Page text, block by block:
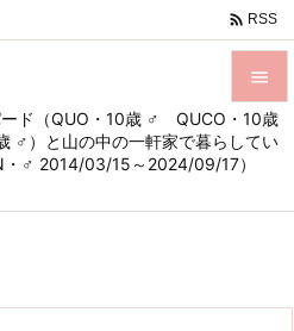
ード（QUO・10歳 ♂ QUCO・10歳
♂）と山の中の一軒家で暮らしてい
・♂ 2014/03/15～2024/09/17）


メニュ
サイド

 RSS